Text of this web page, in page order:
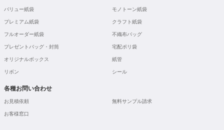
バリュー紙袋 モノトーン紙袋
プレミアム紙袋 クラフト紙袋
フルオーダー紙袋 不織布バッグ
プレゼントバッグ・封筒 宅配ポリ袋
オリジナルボックス 紙管
リボン シール
各種お問い合わせ
お見積依頼 無料サンプル請求
お客様窓口